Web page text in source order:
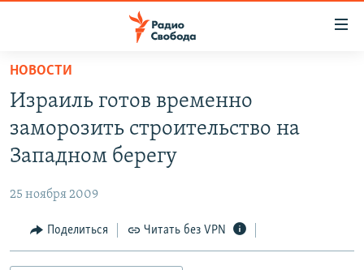
упрощенного
доступа
основному
Вернутся
ПОДКАСТЫ
АВТОРСКИЕ ПРОЕКТЫ
МНЕНИЯ
КУЛЬТУРА
НОВОСТИ
Израиль готов временно
заморозить строительство на
Западном берегу
25 ноября 2009
Поделиться Читать без VPN